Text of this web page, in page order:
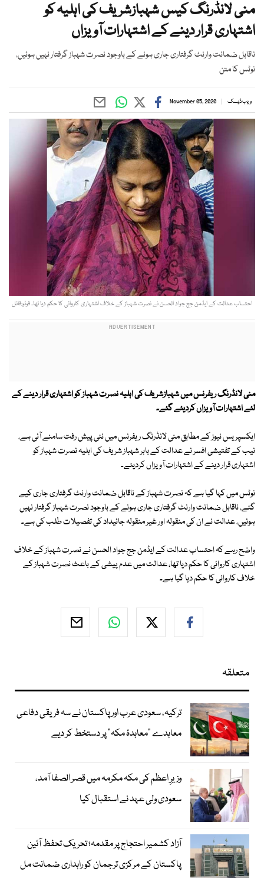
منی لانڈرنگ کیس شہبازشریف کی اہلیہ کو
اشتہاری قرار دینے کے اشتہارات آویزاں
ناقابل ضمانت وارنٹ گرفتاری جاری ہونے کے باوجود نصرت شہباز گرفتار نہیں ہوئیں،
نوٹس کا متن
ویب ڈیسک November 05, 2020
احتساب عدالت کے ایڈمن جج جواد الحسن نے نصرت شہباز کے خلاف اشتہاری کاروائی کا حکم دیا تھا۔ فوٹو:فائل
منی لانڈرنگ ریفرنس میں شہبازشریف کی اہلیہ نصرت شہباز کو اشتہاری قرار دینے کے
لئے اشتہارات آویزاں کردیئے گئے۔
ایکسپریس نیوز کے مطابق منی لانڈرنگ ریفرنس میں نئی پیش رفت سامنے آئی ہے،
نیب کے تفتیشی افسر نے عدالت کے باہر شہباز شریف کی اہلیہ نصرت شہباز کو
اشتہاری قرار دینے کے اشتہارات آویزاں کردیئے۔
نوٹس میں کہا گیا ہے کہ نصرت شہباز کے ناقابل ضمانت وارنٹ گرفتاری جاری کیے
گئے، ناقابل ضمانت وارنٹ گرفتاری جاری ہونے کے باوجود نصرت شہباز گرفتار نہیں
ہوئیں، عدالت نے ان کی منقولہ اور غیر منقولہ جائیداد کی تفصیلات طلب کی ہے۔
واضح رہے کہ احتساب عدالت کے ایڈمن جج جواد الحسن نے نصرت شہباز کے خلاف
اشتہاری کاروائی کا حکم دیا تھا، عدالت میں عدم پیشی کے باعث نصرت شہباز کے
خلاف کاروائی کا حکم دیا گیا ہے۔
متعلقہ
ترکیہ، سعودی عرب اور پاکستان نے سہ فریقی دفاعی
معاہدے "معاہدۂ مکہ" پر دستخط کر دیے
وزیرِ اعظم کی مکہ مکرمہ میں قصر الصفا آمد،
سعودی ولی عہد نے استقبال کیا
آزاد کشمیر احتجاج پر مقدمہ؛ تحریک تحفظ آئین
پاکستان کے مرکزی ترجمان کو راہداری ضمانت مل